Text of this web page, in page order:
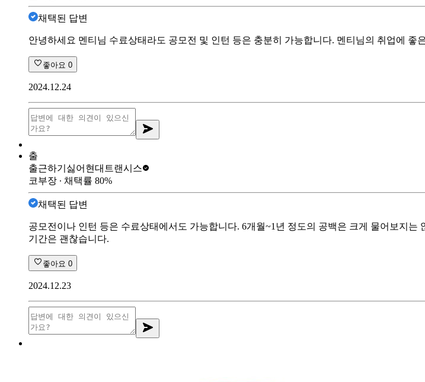
채택된 답변
안녕하세요 멘티님 수료상태라도 공모전 및 인턴 등은 충분히 가능합니다. 멘티님의 취업에 좋
좋아요 0
2024.12.24
출
출근하기싫어 현대트랜시스
코부장 ∙ 채택률 80%
채택된 답변
공모전이나 인턴 등은 수료상태에서도 가능합니다. 6개월~1년 정도의 공백은 크게 물어보지
기간은 괜찮습니다.
좋아요 0
2024.12.23